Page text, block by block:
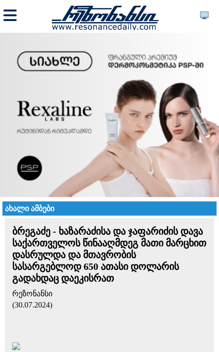
ახალი ამბები
ბრეგაძე - ხაზარაძისა და ჯაფარიძის დავა
საქართველოს წინააღმდეგ მათი მარცხით
დასრულდა და მთავრობის
სასარგებლოდ 650 ათასი დოლარის
გადახდაც დაეკისრათ
რეზონანსი
(30.07.2024)